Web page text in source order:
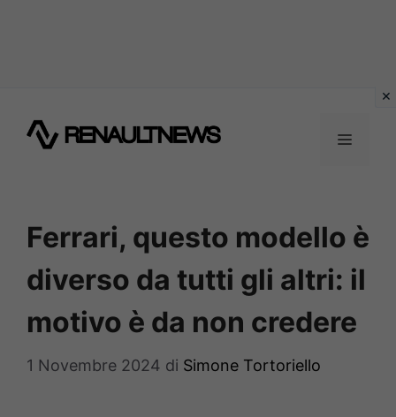
MENU
Ferrari, questo modello è
diverso da tutti gli altri: il
motivo è da non credere
1 Novembre 2024 di Simone Tortoriello